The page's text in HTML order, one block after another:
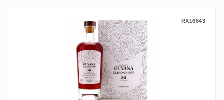
Nobilis Diamond No. 39 SWR 1997RX16843